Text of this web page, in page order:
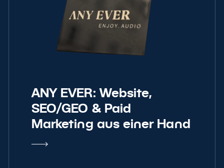
ANY EVER: Website,
SEO/GEO &Paid
Marketing aus einer Hand